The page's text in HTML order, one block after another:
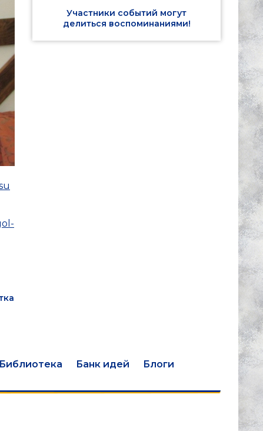
Участники событий могут
делиться воспоминаниями!
Библиотека Банк идей
Блоги